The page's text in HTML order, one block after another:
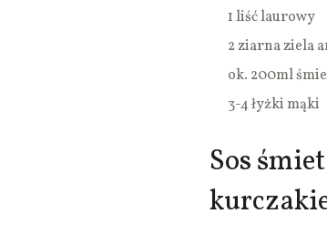
1 liść laurowy
2 ziarna ziela
ok. 200ml
3-4 łyżki mąki
Sos